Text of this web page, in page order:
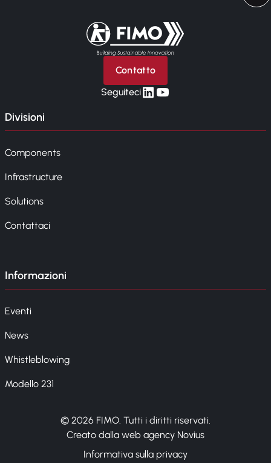
Torna alla pagina iniziale
Contatto
Seguitecilinkedin
yt
Divisioni
Components
Infrastructure
Solutions
Contattaci
Informazioni
Eventi
News
Whistleblowing
Modello 231
© 2026 FIMO. Tutti i diritti riservati.
Creato dalla web agency Novius
Informativa sulla privacy